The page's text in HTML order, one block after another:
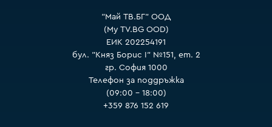
"Май ТВ.БГ" ООД
(My TV.BG OOD)
ЕИК 202254191
бул. "Княз Борис I" №151, ет. 2
гр. София 1000
Телефон за поддръжка
(09:00 – 18:00)
+359 876 152 619